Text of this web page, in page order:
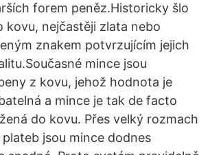
forem peněz.Historicky šlo
kovu, nejčastěji zlata nebo
znakem potvrzujícím jejich
mince jsou
z kovu, jehož hodnota je
a mince je tak de facto
do kovu. Přes velký rozmach
jsou mince dodnes